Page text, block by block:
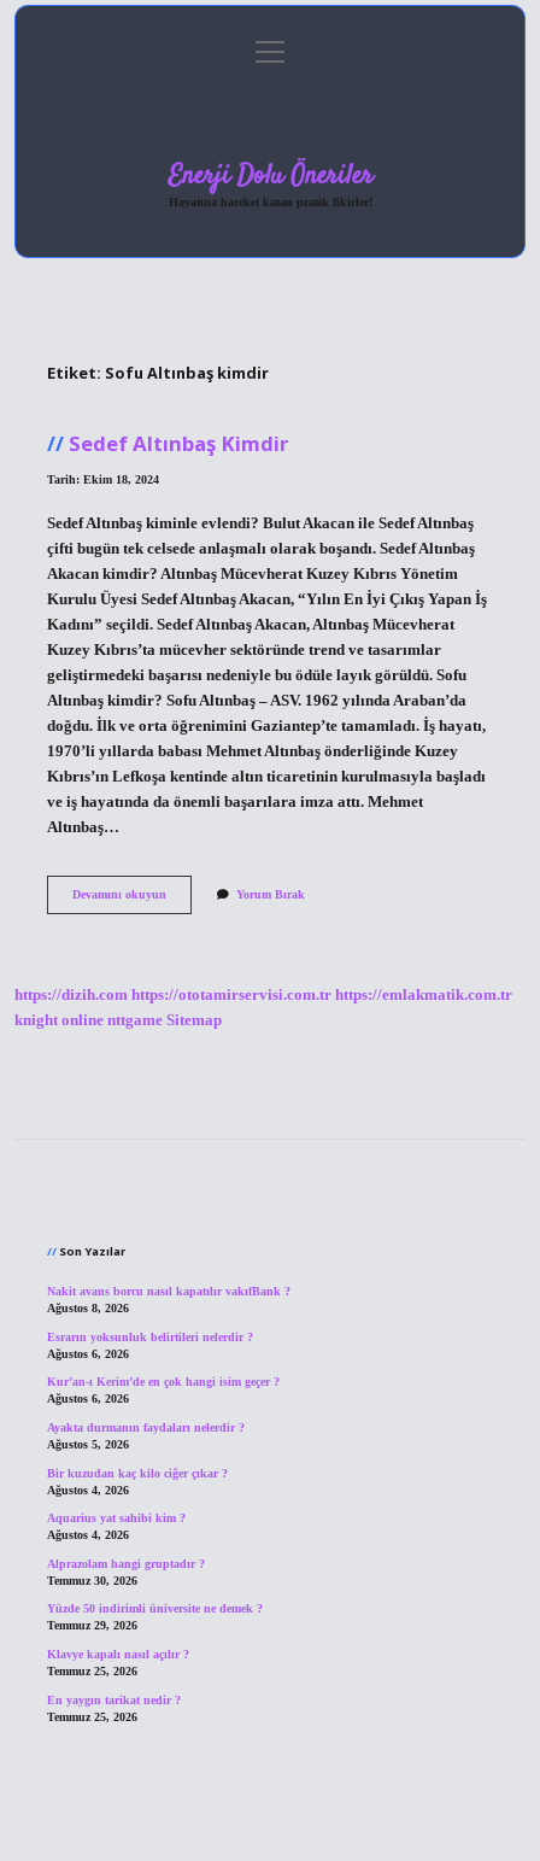
Gizlilik Politikası
menüyü
aç
Enerji Dolu Öneriler
Hayatına hareket katan pratik fikirler!
Etiket: Sofu Altınbaş kimdir
Sedef Altınbaş Kimdir
Tarih: Ekim 18, 2024
Sedef Altınbaş kiminle evlendi? Bulut Akacan ile Sedef Altınbaş
çifti bugün tek celsede anlaşmalı olarak boşandı. Sedef Altınbaş
Akacan kimdir? Altınbaş Mücevherat Kuzey Kıbrıs Yönetim
Kurulu Üyesi Sedef Altınbaş Akacan, “Yılın En İyi Çıkış Yapan İş
Kadını” seçildi. Sedef Altınbaş Akacan, Altınbaş Mücevherat
Kuzey Kıbrıs’ta mücevher sektöründe trend ve tasarımlar
geliştirmedeki başarısı nedeniyle bu ödüle layık görüldü. Sofu
Altınbaş kimdir? Sofu Altınbaş – ASV. 1962 yılında Araban’da
doğdu. İlk ve orta öğrenimini Gaziantep’te tamamladı. İş hayatı,
1970’li yıllarda babası Mehmet Altınbaş önderliğinde Kuzey
Kıbrıs’ın Lefkoşa kentinde altın ticaretinin kurulmasıyla başladı
ve iş hayatında da önemli başarılara imza attı. Mehmet
Altınbaş…
Devamını okuyunSedef
Yorum Bırak
https://dizih.com https://ototamirservisi.com.tr https://emlakmatik.com.tr
knight online nttgame Sitemap
Son Yazılar
Nakit avans borcu nasıl kapatılır vakıfBank ?
Ağustos 8, 2026
Esrarın yoksunluk belirtileri nelerdir ?
Ağustos 6, 2026
Kur’an-ı Kerim’de en çok hangi isim geçer ?
Ağustos 6, 2026
Ayakta durmanın faydaları nelerdir ?
Ağustos 5, 2026
Bir kuzudan kaç kilo ciğer çıkar ?
Ağustos 4, 2026
Aquarius yat sahibi kim ?
Ağustos 4, 2026
Alprazolam hangi gruptadır ?
Temmuz 30, 2026
Yüzde 50 indirimli üniversite ne demek ?
Temmuz 29, 2026
Klavye kapalı nasıl açılır ?
Temmuz 25, 2026
En yaygın tarikat nedir ?
Temmuz 25, 2026